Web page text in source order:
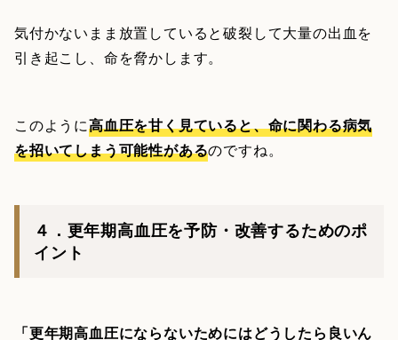
気付かないまま放置していると破裂して大量の出血を
引き起こし、命を脅かします。
このように高血圧を甘く見ていると、命に関わる病気
を招いてしまう可能性があるのですね。
４．更年期高血圧を予防・改善するためのポ
イント
「更年期高血圧にならないためにはどうしたら良いん